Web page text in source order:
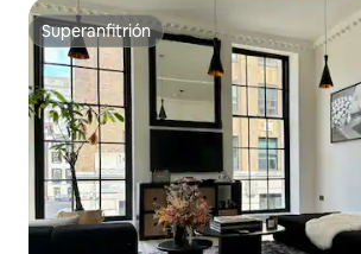
Superanfitrión
Superanfitrión